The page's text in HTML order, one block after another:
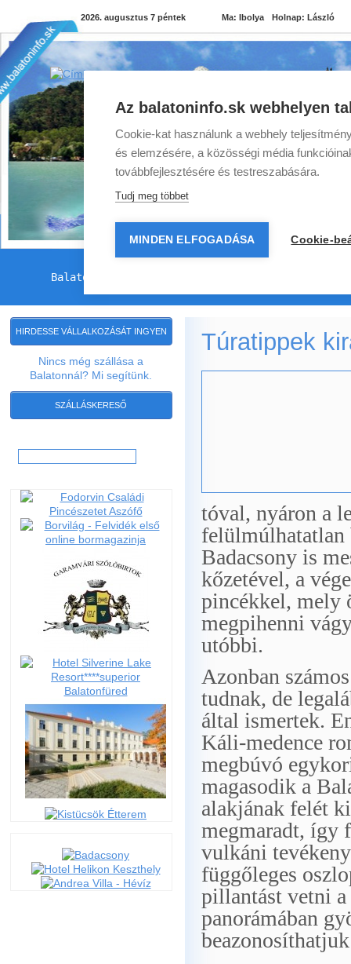
2026. augusztus 7 péntek Ma: Ibolya Holnap: László
Balatoni programok
Túratippek
tóval, nyáron a
felülmúlhatatlan
Badacsony is
kőzetével, a
pincékkel, mely
megpihenni
utóbbi.
Azonban
tudnak, de
által ismertek.
Káli-medence
megbúvó
magasodik a
alakjának felét
megmaradt, így
vulkáni
függőleges
pillantást vetni a
panorámában
HIRDESSE VÁLLALKOZÁSÁT INGYEN
Nincs még szállása a
Balatonnál? Mi segítünk.
SZÁLLÁSKERESŐ
Az balatoninfo.sk webhelyen
Cookie-kat használunk a webhely
és elemzésére, a közösségi média
továbbfejlesztésére és testreszabására.
Tudj meg többet
MINDEN ELFOGADÁSA Cookie-